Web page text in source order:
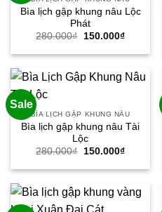
Bìa lịch gập khung nâu Lộc
Phát
280.000₫
Giá
là:
150.000₫Giá
tại
Sale
BÌA LỊCH GẬP KHUNG NÂU
Bìa lịch gập khung nâu Tài
Lộc
280.000₫
Giá
là:
150.000₫Giá
tại